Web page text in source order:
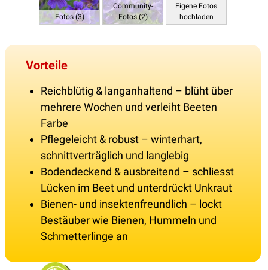
Fotos (3)
Community-
Fotos (2)
Eigene Fotos
hochladen
Vorteile
Reichblütig & langanhaltend – blüht über
mehrere Wochen und verleiht Beeten
Farbe
Pflegeleicht & robust – winterhart,
schnittverträglich und langlebig
Bodendeckend & ausbreitend – schliesst
Lücken im Beet und unterdrückt Unkraut
Bienen- und insektenfreundlich – lockt
Bestäuber wie Bienen, Hummeln und
Schmetterlinge an